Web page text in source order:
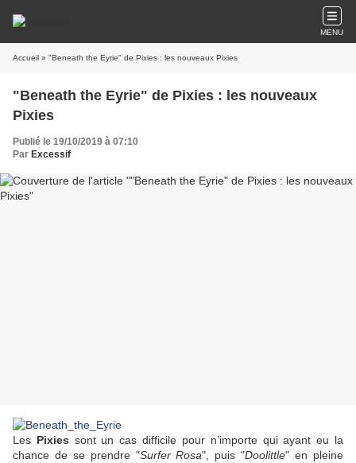
MENU
Accueil » "Beneath the Eyrie" de Pixies : les nouveaux Pixies
"Beneath the Eyrie" de Pixies : les nouveaux
Pixies
Publié le 19/10/2019 à 07:10
Par Excessif
Les Pixies sont un cas difficile pour n’importe qui ayant eu la
chance de se prendre "Surfer Rosa", puis "Doolittle" en pleine